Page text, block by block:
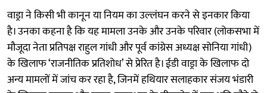
वाड्रा ने किसी भी कानून या नियम का उल्लंघन करने से इनकार किया
है। उनका कहना है कि यह मामला उनके और उनके परिवार (लोकसभा में
मौजूदा नेता प्रतिपक्ष राहुल गांधी और पूर्व कांग्रेस अध्यक्ष सोनिया गांधी)
के खिलाफ ‘राजनीतिक प्रतिशोध’ से प्रेरित है। ईडी वाड्रा के खिलाफ दो
अन्य मामलों में जांच कर रहा है, जिनमें हथियार सलाहकार संजय भंडारी